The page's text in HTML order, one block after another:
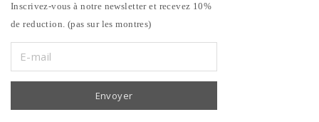
Inscrivez-vous à notre newsletter et recevez 10%
de reduction. (pas sur les montres)